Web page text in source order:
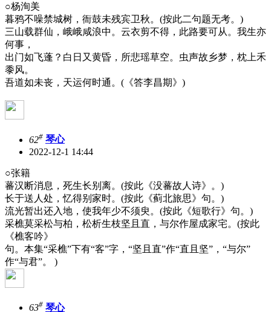
○杨洵美
暮鸦不噪禁城树，衙鼓未残宾卫秋。(按此二句题无考。)
三山载群仙，峨峨咸浪中。云衣剪不得，此路要可从。我生亦
何事，
出门如飞蓬？白日又黄昏，所悲瑶草空。虫声故乡梦，枕上禾
黍风。
吾道如未丧，天运何时通。(《答李昌期》)
62# 琴心
2022-12-1 14:44
○张籍
蕃汉断消息，死生长别离。(按此《没蕃故人诗》。)
长于送人处，忆得别家时。(按此《蓟北旅思》句。)
流光暂出还入地，使我年少不须臾。(按此《短歌行》句。)
采樵莫采松与柏，松析生枝坚且直，与尔作屋成家宅。(按此
《樵客吟》
句。本集“采樵”下有“客”字，“坚且直”作“直且坚”，“与尔”
作“与君”。 )
63# 琴心